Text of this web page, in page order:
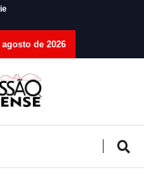
de 2026